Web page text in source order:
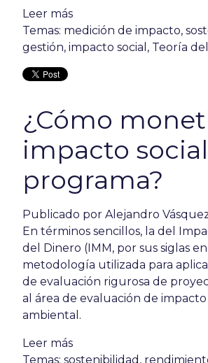
Leer más
Temas: medición de impacto,
gestión, impacto social , Teoría
¿Cómo
impacto
programa?
Publicado por Alejandro
En términos sencillos, la del
del Dinero (IMM, por sus siglas
metodología utilizada para
de evaluación rigurosa de
al área de evaluación de impacto
ambiental.
Leer más
Temas: sostenibilidad ,